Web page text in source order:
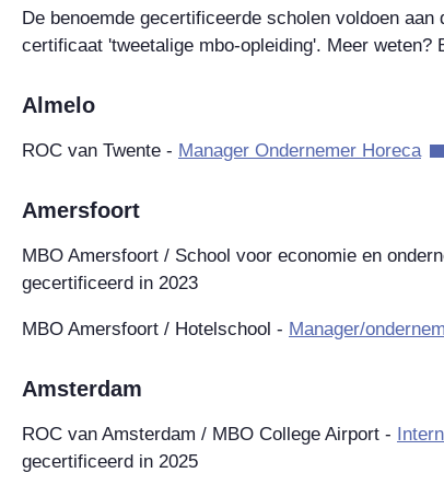
De benoemde gecertificeerde scholen voldoen
certificaat 'tweetalige mbo-opleiding'. Meer weten?
Almelo
ROC van Twente - Manager Ondernemer Horeca
Amersfoort
MBO Amersfoort / School voor economie en
gecertificeerd in 2023
MBO Amersfoort / Hotelschool - Manager/
Amsterdam
ROC van Amsterdam / MBO College Airport -
gecertificeerd in 2025